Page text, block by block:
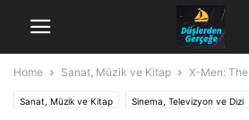
Home Sanat, Müzik ve Kitap X-Men:
Sanat, Müzik ve Kitap Sinema, Televizyon ve Dizi